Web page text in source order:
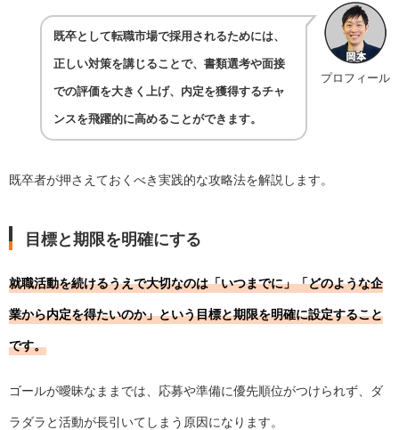
プロフィール
既卒として転職市場で採用されるためには、
正しい対策を講じることで、書類選考や面接
での評価を大きく上げ、内定を獲得するチャ
ンスを飛躍的に高めることができます。
既卒者が押さえておくべき実践的な攻略法を解説します。
目標と期限を明確にする
就職活動を続けるうえで大切なのは「いつまでに」「どのような企
業から内定を得たいのか」という目標と期限を明確に設定すること
です。
ゴールが曖昧なままでは、応募や準備に優先順位がつけられず、ダ
ラダラと活動が長引いてしまう原因になります。